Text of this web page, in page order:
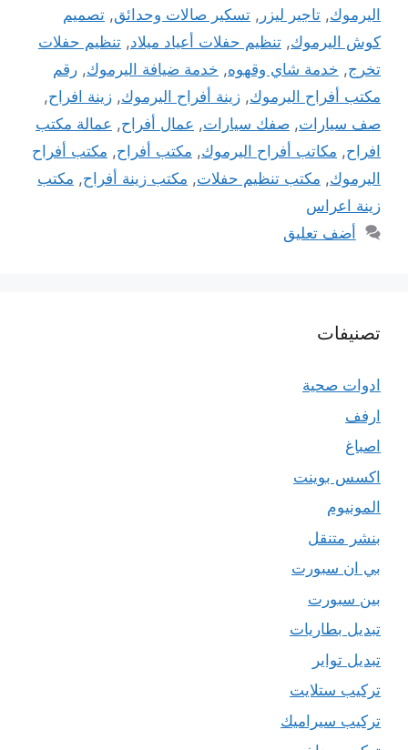
اليرموك, تاجير ليزر , تسكير صالات وحدائق, تصميم
كوش اليرموك, تنظيم حفلات أعياد ميلاد, تنظيم حفلات
تخرج, خدمة شاي وقهوه, خدمة ضيافة اليرموك, رقم
مكتب أفراح اليرموك, زينة أفراح اليرموك, زينة افراح,
صف سيارات, صفك سيارات, عمال أفراح, عمالة مكتب
افراح, مكاتب أفراح اليرموك, مكتب أفراح, مكتب أفراح
اليرموك, مكتب تنظيم حفلات, مكتب زينة أفراح, مكتب
زينة اعراس
أضف تعليق
تصنيفات
ادوات صحية
ارفف
اصباغ
اكسس بوينت
المونيوم
بنشر متنقل
بي ان سبورت
بين سبورت
تبديل بطاريات
تبديل تواير
تركيب ستلايت
تركيب سيراميك